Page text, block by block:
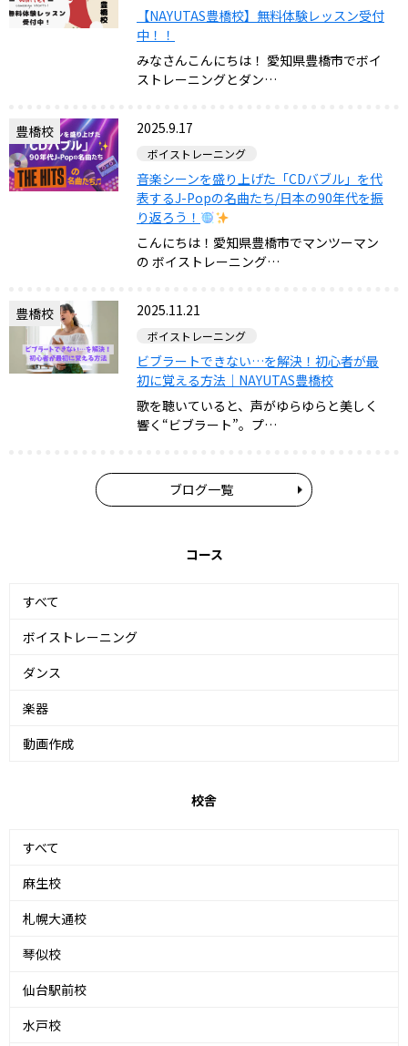
【NAYUTAS豊橋校】無料体験レッスン受付
中！！
みなさんこんにちは！ 愛知県豊橋市でボイ
ストレーニングとダン…
豊橋校 2025.9.17
ボイストレーニング
音楽シーンを盛り上げた「CDバブル」を代
表するJ-Popの名曲たち/日本の90年代を振
り返ろう！
こんにちは！愛知県豊橋市でマンツーマン
の ボイストレーニング…
豊橋校 2025.11.21
ボイストレーニング
ビブラートできない…を解決！初心者が最
初に覚える方法｜NAYUTAS豊橋校
歌を聴いていると、声がゆらゆらと美しく
響く“ビブラート”。プ…
ブログ一覧
コース
すべて
ボイストレーニング
ダンス
楽器
動画作成
校舎
すべて
麻生校
札幌大通校
琴似校
仙台駅前校
水戸校